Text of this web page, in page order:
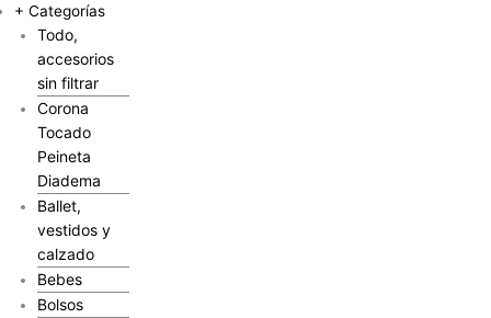
+ Categorías
Todo,
accesorios
sin filtrar
Corona
Tocado
Peineta
Diadema
Ballet,
vestidos y
calzado
Bebes
Bolsos